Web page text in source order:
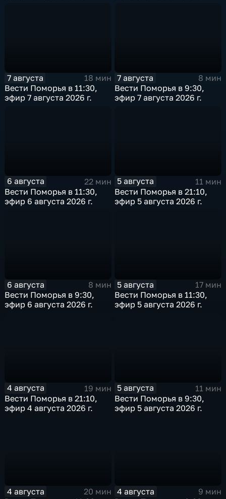
7 августа
18 мин
Вести Поморья в 11:30,
эфир 7 августа 2026 г.
7 августа
8 мин
Вести Поморья в 9:30,
эфир 7 августа 2026 г.
6 августа
22 мин
Вести Поморья в 11:30,
эфир 6 августа 2026 г.
5 августа
11 мин
Вести Поморья в 21:10,
эфир 5 августа 2026 г.
6 августа
8 мин
Вести Поморья в 9:30,
эфир 6 августа 2026 г.
5 августа
17 мин
Вести Поморья в 11:30,
эфир 5 августа 2026 г.
4 августа
19 мин
Вести Поморья в 21:10,
эфир 4 августа 2026 г.
5 августа
11 мин
Вести Поморья в 9:30,
эфир 5 августа 2026 г.
4 августа
20 мин
4 августа
9 мин